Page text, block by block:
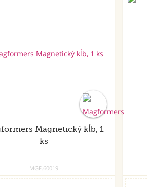
Magnetický kĺb, 1
ks
MGF.60019